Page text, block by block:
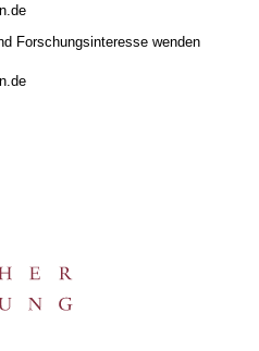
Forschungsinteresse wenden